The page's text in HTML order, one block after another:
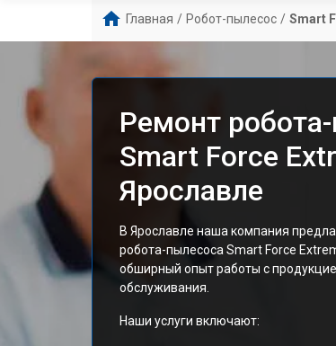
Главная / Робот-пылесос / Smart
Ремонт
Smart Force
Ярославле
В Ярославле наша компания
робота-пылесоса Smart Force
обширный опыт работы с
обслуживания.
Наши услуги включают: